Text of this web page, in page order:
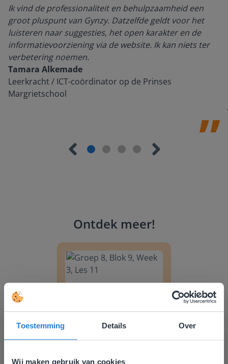
Toestemming Details Over
Wij maken gebruik van cookies
Ik vind de professionaliteit en behulpzaamheid een
groot pluspunt van Gynzy. Datzelfde geldt voor het
luisteren naar suggesties, het open karakter en de
informatievoorziening via de website. Ik kan niets ter
verbetering noemen.
Tamara Alkemade
Leerkracht / ICT-coördinator op de Prinses
Margrietschool
Ontdek meer!